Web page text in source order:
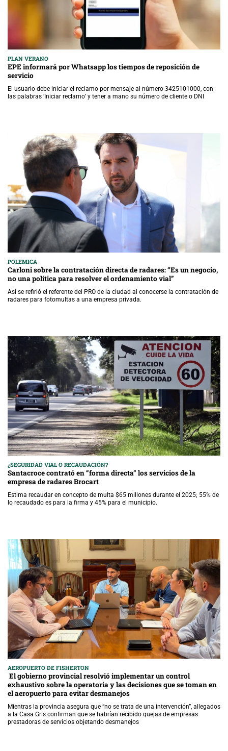
PLAN VERANO
EPE informará por Whatsapp los tiempos de reposición de
servicio
El usuario debe iniciar el reclamo por mensaje al número 3425101000, con
las palabras ‘Iniciar reclamo’ y tener a mano su número de cliente o DNI
POLEMICA
Carloni sobre la contratación directa de radares: “Es un negocio,
no una política para resolver el ordenamiento vial”
Así se refirió el referente del PRO de la ciudad al conocerse la contratación de
radares para fotomultas a una empresa privada.
¿SEGURIDAD VIAL O RECAUDACIÓN?
Santacroce contrató en “forma directa” los servicios de la
empresa de radares Brocart
Estima recaudar en concepto de multa $65 millones durante el 2025; 55% de
lo recaudado es para la firma y 45% para el municipio.
AEROPUERTO DE FISHERTON
El gobierno provincial resolvió implementar un control
exhaustivo sobre la operatoria y las decisiones que se toman en
el aeropuerto para evitar desmanejos
Mientras la provincia asegura que “no se trata de una intervención”, allegados
a la Casa Gris confirman que se habrían recibido quejas de empresas
prestadoras de servicios objetando desmanejos